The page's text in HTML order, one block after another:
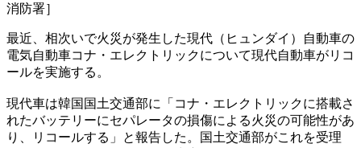
消防署］
最近、相次いで火災が発生した現代（ヒュンダイ）自動車の
電気自動車コナ・エレクトリックについて現代自動車がリコ
ールを実施する。
現代車は韓国国土交通部に「コナ・エレクトリックに搭載さ
れたバッテリーにセパレータの損傷による火災の可能性があ
り、リコールする」と報告した。国土交通部がこれを受理